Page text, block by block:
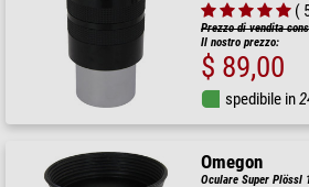
(
Prezzo di vendita
Il nostro prezzo:
$ 89,00
spedibile in
Omegon
Oculare Super Plössl